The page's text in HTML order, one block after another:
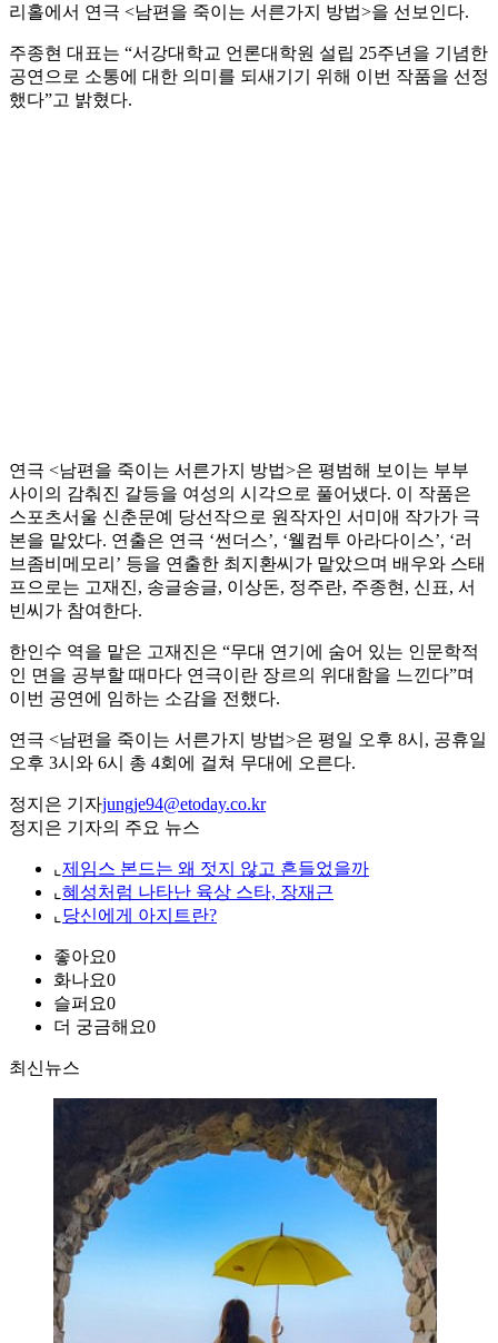
리홀에서 연극 <남편을 죽이는 서른가지 방법>을 선보인다.
주종현 대표는 “서강대학교 언론대학원 설립 25주년을 기념한
공연으로 소통에 대한 의미를 되새기기 위해 이번 작품을 선정
했다”고 밝혔다.
연극 <남편을 죽이는 서른가지 방법>은 평범해 보이는 부부
사이의 감춰진 갈등을 여성의 시각으로 풀어냈다. 이 작품은
스포츠서울 신춘문예 당선작으로 원작자인 서미애 작가가 극
본을 맡았다. 연출은 연극 ‘썬더스’, ‘웰컴투 아라다이스’, ‘러
브좀비메모리’ 등을 연출한 최지환씨가 맡았으며 배우와 스태
프으로는 고재진, 송글송글, 이상돈, 정주란, 주종현, 신표, 서
빈씨가 참여한다.
한인수 역을 맡은 고재진은 “무대 연기에 숨어 있는 인문학적
인 면을 공부할 때마다 연극이란 장르의 위대함을 느낀다”며
이번 공연에 임하는 소감을 전했다.
연극 <남편을 죽이는 서른가지 방법>은 평일 오후 8시, 공휴일
오후 3시와 6시 총 4회에 걸쳐 무대에 오른다.
정지은 기자jungje94@etoday.co.kr
정지은 기자의 주요 뉴스
⌞ 제임스 본드는 왜 젓지 않고 흔들었을까
⌞ 혜성처럼 나타난 육상 스타, 장재근
⌞ 당신에게 아지트란?
좋아요0
화나요0
슬퍼요0
더 궁금해요0
최신뉴스